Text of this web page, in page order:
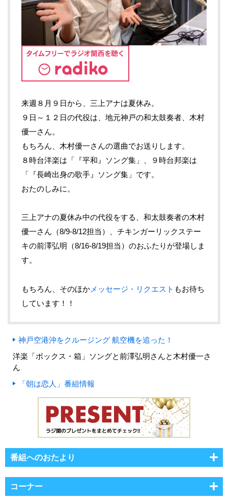
来週８月９日から、三上アナは夏休み。
９日～１２日の代役は、地元神戸の和太鼓奏者、木村
優一さん。
もちろん、木村優一さんの選曲でお送りします。
８時台洋楽は「『平和』ソング集」、９時台邦楽は
「『長崎出身の歌手』ソング集」です。
おたのしみに。
三上アナの夏休み中の代役をする、和太鼓奏者の木村
優一さん（8/9-8/12担当）、チキンガーリックステー
キの前澤弘明（8/16-8/19担当）のおふたりが登場しま
す。
もちろん、そのほか メッセージ・リクエスト もお待ち
しています！！
神戸空港沖をクルージング 航空機を追った！
洋楽「ボックス・箱」ソングと前澤弘明さんと木村優一さ
ん
「朝は恋人」番組情報
番組へのおたより
コーナー